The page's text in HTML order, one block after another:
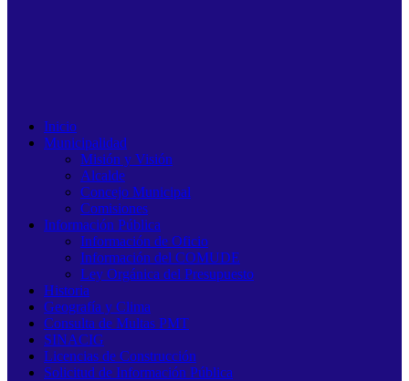
Inicio
Municipalidad
Misión y Visión
Alcalde
Concejo Municipal
Comisiones
Información Pública
Información de Oficio
Información del COMUDE
Ley Orgánica del Presupuesto
Historia
Geografía y Clima
Consulta de Multas PMT
SINACIG
Licencias de Construcción
Solicitud de Información Pública